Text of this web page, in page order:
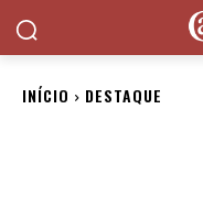
INÍCIO DESTAQUE